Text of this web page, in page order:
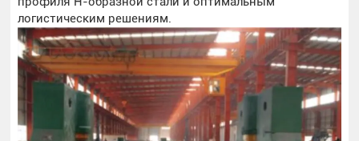
логистическим решениям.